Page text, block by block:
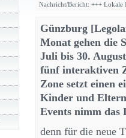
Nachricht/Bericht: +++ Lokale
Günzburg
Monat gehen die
Juli bis 30.
fünf interaktiven
Zone setzt einen
Kinder und
Events nimm
denn für die neue